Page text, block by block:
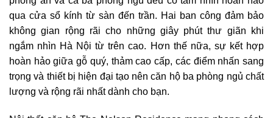
qua cửa sổ kính từ sàn đến trần. Hai ban công đảm bảo
không gian rộng rãi cho những giây phút thư giãn khi
ngắm nhìn Hà Nội từ trên cao. Hơn thế nữa, sự kết hợp
hoàn hảo giữa gỗ quý, thảm cao cấp, các điểm nhấn sang
trọng và thiết bị hiện đại tạo nên căn hộ ba phòng ngủ chất
lượng và rộng rãi nhất dành cho bạn.